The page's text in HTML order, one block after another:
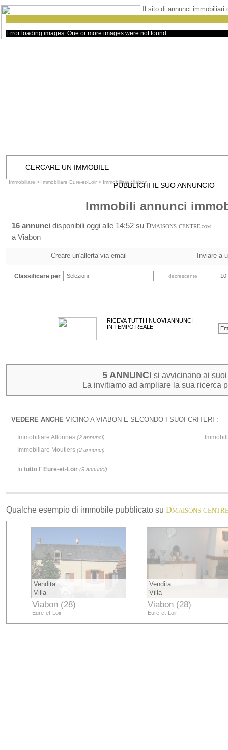
Il sito di annunci immobiliari
Error loading images. One or more images were not found.
CERCARE UN IMMOBILE
PUBBLICHI IL SUO ANNUNCIO
Immobiliare > Immobiliare Eure-et-Loir > Immobiliare Viabon
Immobili annunci
16 annunci disponibili oggi alle 14:52 su DMAISONS-CENTRE.COM
a Viabon
Creare un'allerta via email Inviare a
Classificare per Selezioni decrescente 10
RICEVA TUTTI I NUOVI ANNUNCI
IN TEMPO REALE
5 ANNUNCI si avvicinano ai
La invitiamo ad ampliare la sua ricerca
VEDERE ANCHE VICINO A VIABON E SECONDO I SUOI CRITERI :
Immobiliare Allonnes (2 annunci)
Immobiliare Moutiers (2 annunci)
In tutto l' Eure-et-Loir (9 annunci)
Qualche esempio di immobile pubblicato su DMAISONS-
Vendita
Villa
Viabon (28)
Eure-et-Loir
Vendita
Villa
Viabon (28)
Eure-et-Loir